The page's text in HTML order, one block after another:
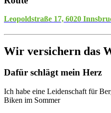
Leopoldstraße 17, 6020
Wir versichern das
Dafür schlägt mein Herz
Ich habe eine Leidenschaft für
Biken im Sommer